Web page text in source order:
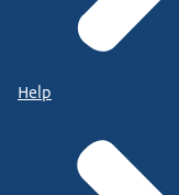
Help